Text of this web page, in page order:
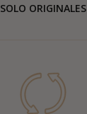
SOLO ORIGINALES